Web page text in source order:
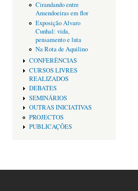
Cirandando entre
Amendoeiras em flor
Exposição Alvaro
Cunhal: vida,
pensamento e luta
Na Rota de Aquilino
CONFERÊNCIAS
CURSOS LIVRES
REALIZADOS
DEBATES
SEMINÁRIOS
OUTRAS INICIATIVAS
PROJECTOS
PUBLICAÇÕES